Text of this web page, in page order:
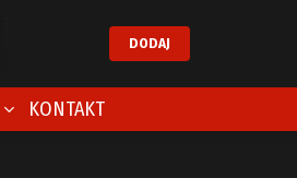
DODAJ
KONTAKT